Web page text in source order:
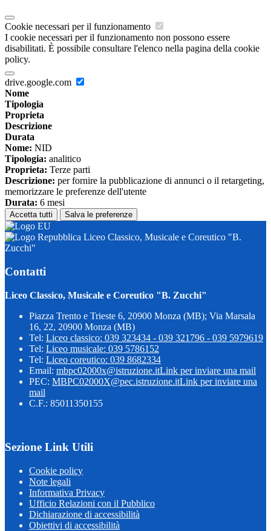
Cookie necessari per il funzionamento
I cookie necessari per il funzionamento non possono essere
disabilitati. È possibile consultare l'elenco nella pagina della cookie
policy.
drive.google.com
Nome
Tipologia
Proprieta
Descrizione
Durata
Nome: NID
Tipologia: analitico
Proprieta: Terze parti
Descrizione: per fornire la pubblicazione di annunci o il retargeting,
memorizzare le preferenze dell'utente
Durata: 6 mesi
Accetta tutti Salva le preferenze
Liceo Classico, Musicale e Coreutico "B.
Zucchi"
Contatti
Liceo Classico, Musicale e Coreutico "B. Zucchi"
Piazza Trento e Trieste 6, 20900 Monza (MB); Via Marsala
16, 22, 20900 Monza (MB)
Tel: Liceo classico: 039 323434 - 039 321796 - 039 5979619
Tel: Liceo musicale: 039 5786152
Tel: Liceo coreutico: 039 8682334
Email: mbpc02000x@istruzione.itLink per inviare una mail
PEC: MBPC02000X@pec.istruzione.itLink per inviare una
mail
C.F.: 85011350155
Sezione Link Utili
Cookie policy
Note legali
Informativa Privacy
Ufficio Relazioni con il Pubblico
Dichiarazione di accessibilità
Obiettivi di accessibilità